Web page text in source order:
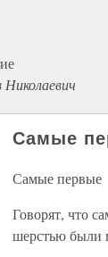
Николаевич
Самые
Самые первые
Говорят, что
шерстью были